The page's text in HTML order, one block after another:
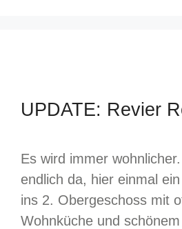
UPDATE: Revier
Es wird immer
endlich da, hier einmal
ins 2. Obergeschoss mit
Wohnküche und